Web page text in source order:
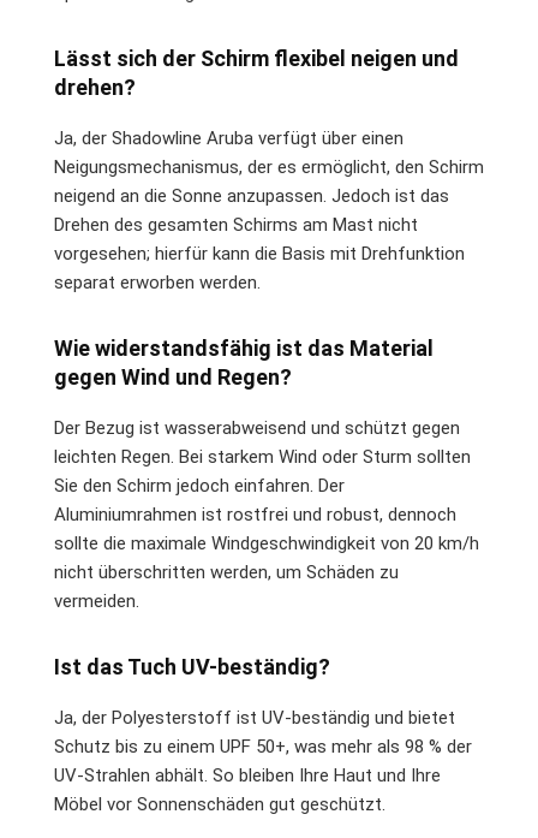
Lässt sich der Schirm flexibel neigen und
drehen?
Ja, der Shadowline Aruba verfügt über einen
Neigungsmechanismus, der es ermöglicht, den Schirm
neigend an die Sonne anzupassen. Jedoch ist das
Drehen des gesamten Schirms am Mast nicht
vorgesehen; hierfür kann die Basis mit Drehfunktion
separat erworben werden.
Wie widerstandsfähig ist das Material
gegen Wind und Regen?
Der Bezug ist wasserabweisend und schützt gegen
leichten Regen. Bei starkem Wind oder Sturm sollten
Sie den Schirm jedoch einfahren. Der
Aluminiumrahmen ist rostfrei und robust, dennoch
sollte die maximale Windgeschwindigkeit von 20 km/h
nicht überschritten werden, um Schäden zu
vermeiden.
Ist das Tuch UV-beständig?
Ja, der Polyesterstoff ist UV-beständig und bietet
Schutz bis zu einem UPF 50+, was mehr als 98 % der
UV-Strahlen abhält. So bleiben Ihre Haut und Ihre
Möbel vor Sonnenschäden gut geschützt.